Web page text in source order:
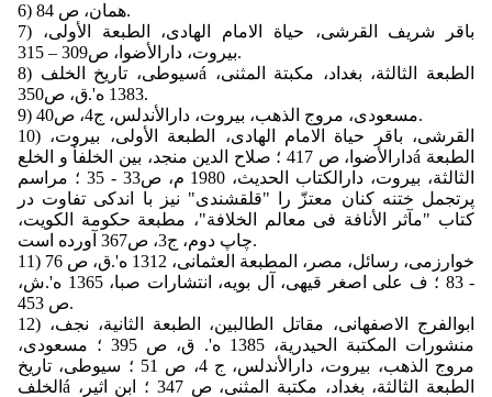
6) همان، ص 84.
7) باقر شریف القرشى، حیاة الامام الهادى، الطبعة الأولى،
بیروت، دارالأضوا، ص‏309 – 315.
8) سیوطى، تاریخ الخلفá الطبعة الثالثة، بغداد، مكبتة المثنى،
1383 ه'.ق، ص‏350.
9) مسعودی، مروج الذهب، بیروت، دارالأندلس، ج‏4، ص‏40.
10) القرشى، باقر حیاة الامام الهادى، الطبعة الأولى، بیروت،
دارالأضوا، ص 417 ؛ صلاح الدین منجد، بین الخلفأ و الخلعá الطبعة
الثالثة، بیروت، دارالكتاب الحدیث، 1980 م، ص‏33 - 35 ؛ مراسم
پرتجمل ختنه كنان معتزّ را "قلقشندى" نیز با اندكى تفاوت در
كتاب "مآثر الأنافة فى معالم الخلافة"، مطبعة حكومة الكویت،
چاپ دوم، ج‏3، ص‏367 آورده است.
11) خوارزمى، رسائل، مصر، المطبعة العثمانى، 1312 ه'.ق، ص 76
- 83 ؛ ف على اصغر قیهى، آل بویه، انتشارات صبا، 1365 ه'.ش،
ص 453.
12) ابوالفرج الاصفهانى، مقاتل الطالبین، الطبعة الثانیة، نجف،
منشورات المكتبة الحیدریة، 1385 ه'. ق، ص 395 ؛ مسعودى،
مروج الذهب، بیروت، دارالأندلس، ج 4، ص 51 ؛ سیوطى، تاریخ
الخلفá الطبعة الثالثة، بغداد، مكتبة المثنى، ص 347 ؛ ابن اثیر،